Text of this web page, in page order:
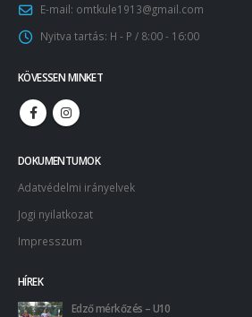
E-mail: omtkule1913@gmail.com
Nyitva tartás: H - P / 8:00 - 16:00
KÖVESSEN MINKET
DOKUMENTUMOK
Adatvédelmi irányelvek
Jogi nyilatkozat
Impresszum
HÍREK
Edző mérkőzés – U10